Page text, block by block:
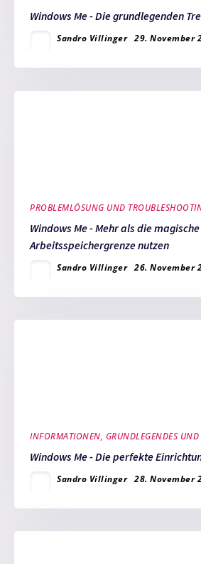
Windows Me - Die grundlegenden
Sandro Villinger 29. November
PROBLEMLÖSUNG UND
Windows Me - Mehr als die
Arbeitsspeichergrenze nutzen
Sandro Villinger 26. November
INFORMATIONEN, GRUNDLEGENDES
Windows Me - Die perfekte
Sandro Villinger 28. November